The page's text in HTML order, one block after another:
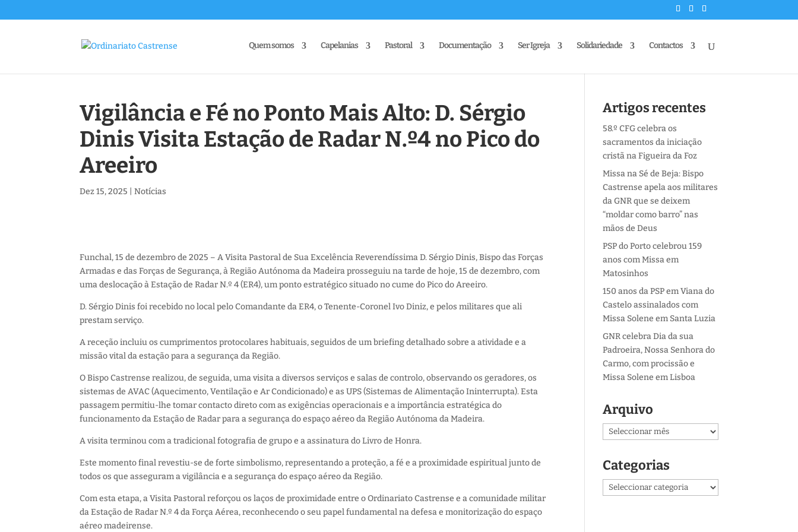
Quem somos Capelanias Pastoral Documentação Ser Igreja Solidariedade Contactos
Vigilância e Fé no Ponto Mais Alto: D. Sérgio
Dinis Visita Estação de Radar N.º4 no Pico do
Areeiro
Dez 15, 2025 |Notícias
Funchal, 15 de dezembro de 2025 – A Visita Pastoral de Sua Excelência Reverendíssima D. Sérgio Dinis, Bispo das Forças
Armadas e das Forças de Segurança, à Região Autónoma da Madeira prosseguiu na tarde de hoje, 15 de dezembro, com
uma deslocação à Estação de Radar N.º 4 (ER4), um ponto estratégico situado no cume do Pico do Areeiro.
D. Sérgio Dinis foi recebido no local pelo Comandante da ER4, o Tenente-Coronel Ivo Diniz, e pelos militares que ali
prestam serviço.
A receção incluiu os cumprimentos protocolares habituais, seguidos de um briefing detalhado sobre a atividade e a
missão vital da estação para a segurança da Região.
O Bispo Castrense realizou, de seguida, uma visita a diversos serviços e salas de controlo, observando os geradores, os
sistemas de AVAC (Aquecimento, Ventilação e Ar Condicionado) e as UPS (Sistemas de Alimentação Ininterrupta). Esta
passagem permitiu-lhe tomar contacto direto com as exigências operacionais e a importância estratégica do
funcionamento da Estação de Radar para a segurança do espaço aéreo da Região Autónoma da Madeira.
A visita terminou com a tradicional fotografia de grupo e a assinatura do Livro de Honra.
Este momento final revestiu-se de forte simbolismo, representando a proteção, a fé e a proximidade espiritual junto de
todos os que asseguram a vigilância e a segurança do espaço aéreo da Região.
Com esta etapa, a Visita Pastoral reforçou os laços de proximidade entre o Ordinariato Castrense e a comunidade militar
da Estação de Radar N.º 4 da Força Aérea, reconhecendo o seu papel fundamental na defesa e monitorização do espaço
aéreo madeirense.
Artigos recentes
58.º CFG celebra os
sacramentos da iniciação
cristã na Figueira da Foz
Missa na Sé de Beja: Bispo
Castrense apela aos militares
da GNR que se deixem
“moldar como barro” nas
mãos de Deus
PSP do Porto celebrou 159
anos com Missa em
Matosinhos
150 anos da PSP em Viana do
Castelo assinalados com
Missa Solene em Santa Luzia
GNR celebra Dia da sua
Padroeira, Nossa Senhora do
Carmo, com procissão e
Missa Solene em Lisboa
Arquivo
Arquivo
Categorias
Categorias